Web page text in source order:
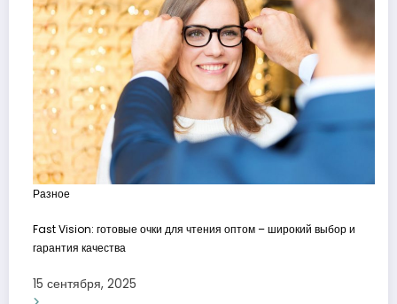
Разное
Fast Vision: готовые очки для чтения оптом – широкий выбор и
гарантия качества
15 сентября, 2025